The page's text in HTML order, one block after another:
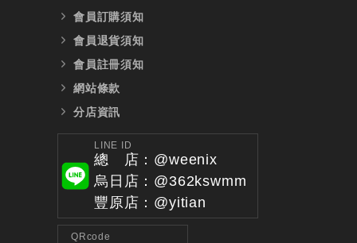
會員訂購須知
會員退貨須知
會員註冊須知
網站條款
分店資訊
LINE ID
總 店：@weenix
烏日店：@362kswmm
豐原店：@yitian
QRcode